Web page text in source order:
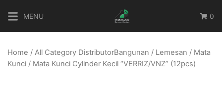
content
MENU 0
Home / All Category DistributorBangunan / Lemesan / Mata
Kunci / Mata Kunci Cylinder Kecil “VERRIZ/VNZ” (12pcs)